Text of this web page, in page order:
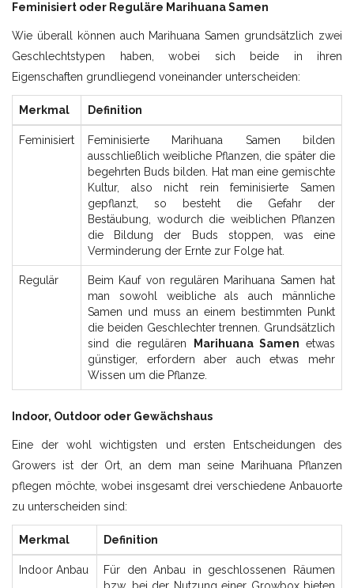
Feminisiert oder Reguläre Marihuana Samen
Wie überall können auch Marihuana Samen grundsätzlich zwei
Geschlechtstypen haben, wobei sich beide in ihren
Eigenschaften grundliegend voneinander unterscheiden:
Merkmal Definition
Feminisiert
Feminisierte Marihuana Samen bilden
ausschließlich weibliche Pflanzen, die später die
begehrten Buds bilden. Hat man eine gemischte
Kultur, also nicht rein feminisierte Samen
gepflanzt, so besteht die Gefahr der
Bestäubung, wodurch die weiblichen Pflanzen
die Bildung der Buds stoppen, was eine
Verminderung der Ernte zur Folge hat.
Regulär
Beim Kauf von regulären Marihuana Samen hat
man sowohl weibliche als auch männliche
Samen und muss an einem bestimmten Punkt
die beiden Geschlechter trennen. Grundsätzlich
sind die regulären
Marihuana Samen etwas
günstiger, erfordern aber auch etwas mehr
Wissen um die Pflanze.
Indoor, Outdoor oder Gewächshaus
Eine der wohl wichtigsten und ersten Entscheidungen des
Growers ist der Ort, an dem man seine Marihuana Pflanzen
pflegen möchte, wobei insgesamt drei verschiedene Anbauorte
zu unterscheiden sind:
Merkmal Definition
Indoor Anbau
Für den Anbau in geschlossenen Räumen